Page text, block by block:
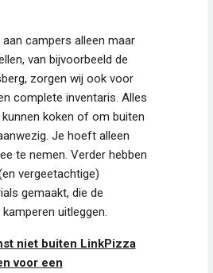
campers alleen maar
van bijvoorbeeld de
zorgen wij ook voor
complete inventaris. Alles
koken of om buiten
Je hoeft alleen
te nemen. Verder hebben
vergeetachtige)
gemaakt, die de
uitleggen.
niet buiten LinkPizza
voor een